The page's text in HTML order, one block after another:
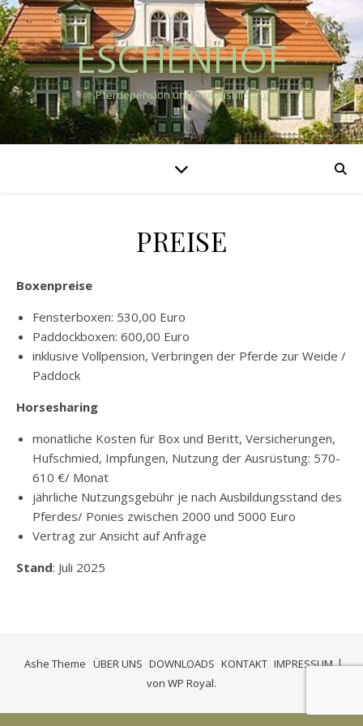
ESCHENHOF
Pferdepension und Reitausbildung
PREISE
Boxenpreise
Fensterboxen: 530,00 Euro
Paddockboxen: 600,00 Euro
inklusive Vollpension, Verbringen der Pferde zur Weide /
Paddock
Horsesharing
monatliche Kosten für Box und Beritt, Versicherungen,
Hufschmied, Impfungen, Nutzung der Ausrüstung: 570-
610 €/ Monat
jährliche Nutzungsgebühr je nach Ausbildungsstand des
Pferdes/ Ponies zwischen 2000 und 5000 Euro
Vertrag zur Ansicht auf Anfrage
Stand: Juli 2025
ÜBER UNS DOWNLOADS KONTAKT IMPRESSUM
Ashe Theme
von WP Royal.